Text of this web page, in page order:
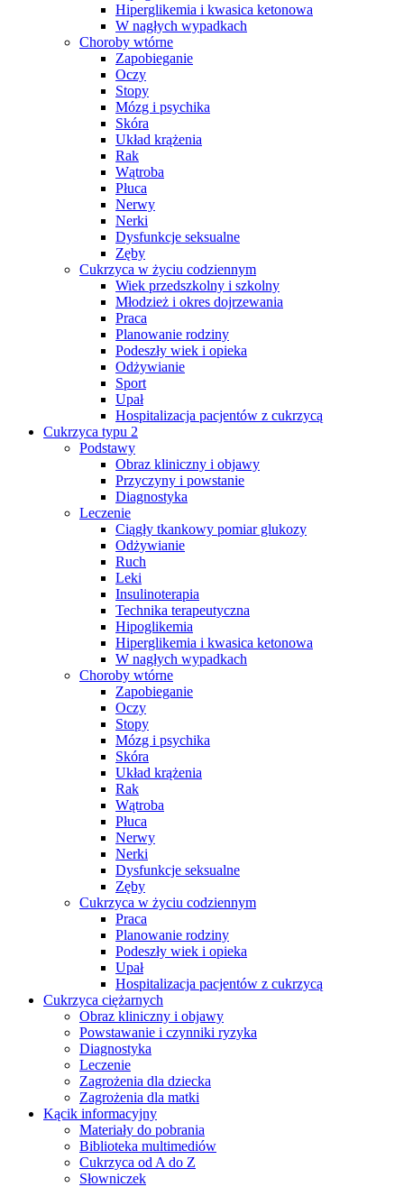
Hiperglikemia i kwasica ketonowa
W nagłych wypadkach
Choroby wtórne
Zapobieganie
Oczy
Stopy
Mózg i psychika
Skóra
Układ krążenia
Rak
Wątroba
Płuca
Nerwy
Nerki
Dysfunkcje seksualne
Zęby
Cukrzyca w życiu codziennym
Wiek przedszkolny i szkolny
Młodzież i okres dojrzewania
Praca
Planowanie rodziny
Podeszły wiek i opieka
Odżywianie
Sport
Upał
Hospitalizacja pacjentów z cukrzycą
Cukrzyca typu 2
Podstawy
Obraz kliniczny i objawy
Przyczyny i powstanie
Diagnostyka
Leczenie
Ciągły tkankowy pomiar glukozy
Odżywianie
Ruch
Leki
Insulinoterapia
Technika terapeutyczna
Hipoglikemia
Hiperglikemia i kwasica ketonowa
W nagłych wypadkach
Choroby wtórne
Zapobieganie
Oczy
Stopy
Mózg i psychika
Skóra
Układ krążenia
Rak
Wątroba
Płuca
Nerwy
Nerki
Dysfunkcje seksualne
Zęby
Cukrzyca w życiu codziennym
Praca
Planowanie rodziny
Podeszły wiek i opieka
Upał
Hospitalizacja pacjentów z cukrzycą
Cukrzyca ciężarnych
Obraz kliniczny i objawy
Powstawanie i czynniki ryzyka
Diagnostyka
Leczenie
Zagrożenia dla dziecka
Zagrożenia dla matki
Kącik informacyjny
Materiały do pobrania
Biblioteka multimediów
Cukrzyca od A do Z
Słowniczek